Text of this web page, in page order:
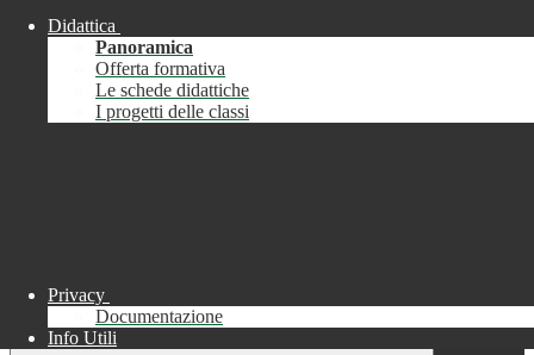
Chiudi
Informazione
Didattica
Panoramica
Offerta formativa
Le schede didattiche
I progetti delle classi
Privacy
Documentazione
Info Utili